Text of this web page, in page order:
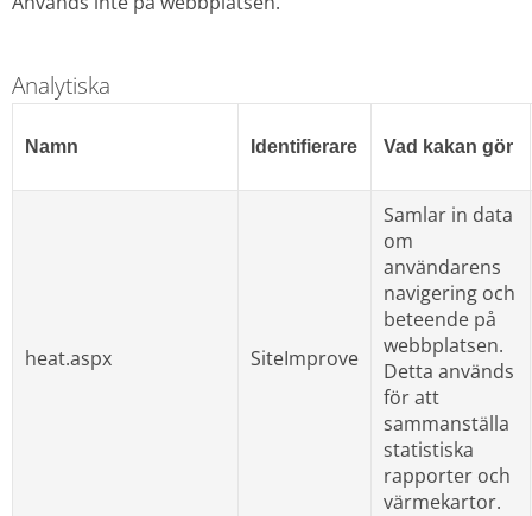
Analytiska
Namn Identifierare Vad kakan gör
heat.aspx SiteImprove
Samlar in data
om
användarens
navigering och
beteende på
webbplatsen.
Detta används
för att
sammanställa
statistiska
rapporter och
värmekartor.